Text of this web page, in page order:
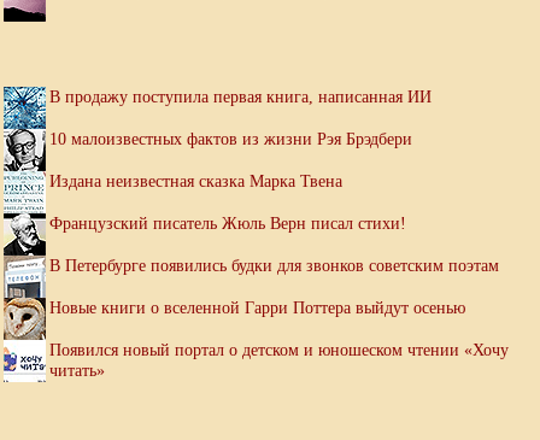
В продажу поступила первая книга, написанная ИИ
10 малоизвестных фактов из жизни Рэя Брэдбери
Издана неизвестная сказка Марка Твена
Французский писатель Жюль Верн писал стихи!
В Петербурге появились будки для звонков советским поэтам
Новые книги о вселенной Гарри Поттера выйдут осенью
Появился новый портал о детском и юношеском чтении «Хочу
читать»